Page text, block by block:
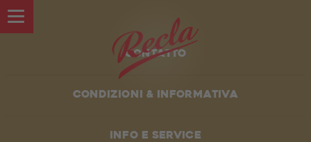
Contatto
Condizioni & informativa
Info e service